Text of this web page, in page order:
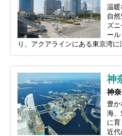
温暖
自
ズ
ー
り、アクアラインにある東京湾に
神
神
豊
海
に
近代